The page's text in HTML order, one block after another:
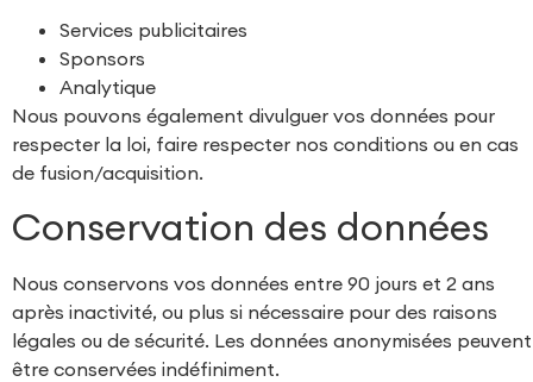
Services publicitaires
Sponsors
Analytique
Nous pouvons également divulguer vos données pour
respecter la loi, faire respecter nos conditions ou en cas
de fusion/acquisition.
Conservation des données
Nous conservons vos données entre 90 jours et 2 ans
après inactivité, ou plus si nécessaire pour des raisons
légales ou de sécurité. Les données anonymisées peuvent
être conservées indéfiniment.